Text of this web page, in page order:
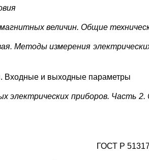
величин. Общие
Методы измерения
Входные и выходные параметры
электрических приборов. Часть
ГОСТ Р